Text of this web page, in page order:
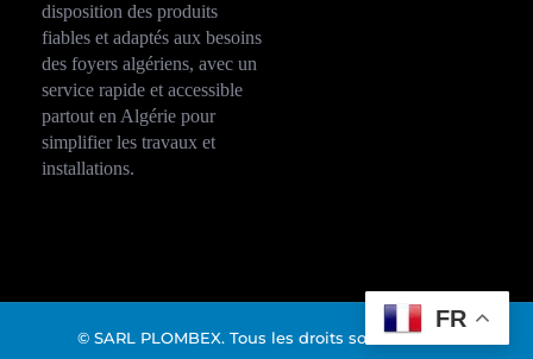
disposition des produits
fiables et adaptés aux besoins
des foyers algériens, avec un
service rapide et accessible
partout en Algérie pour
simplifier les travaux et
installations.
© SARL PLOMBEX. Tous les droits sont réservés.
FR